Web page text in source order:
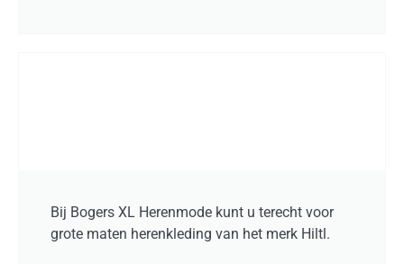
Bij Bogers XL Herenmode kunt u terecht voor
grote maten herenkleding van het merk Hiltl.